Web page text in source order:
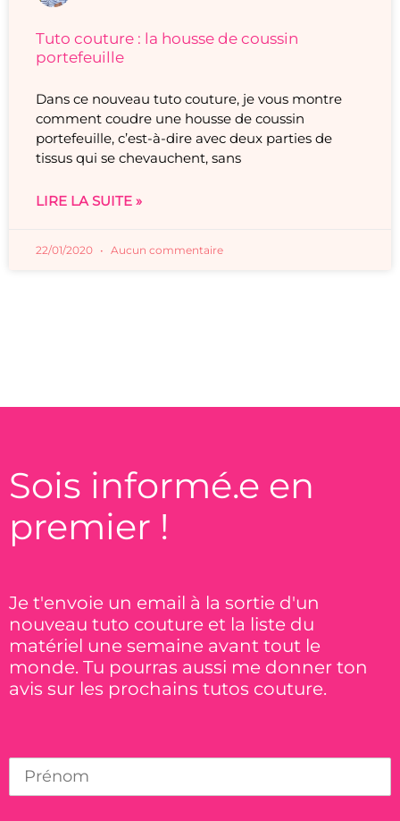
Tuto couture : la housse de coussin
portefeuille
Dans ce nouveau tuto couture, je vous montre
comment coudre une housse de coussin
portefeuille, c’est-à-dire avec deux parties de
tissus qui se chevauchent, sans
LIRE LA SUITE »
22/01/2020 Aucun commentaire
Sois informé.e en
premier !
Je t'envoie un email à la sortie d'un
nouveau tuto couture et la liste du
matériel une semaine avant tout le
monde. Tu pourras aussi me donner ton
avis sur les prochains tutos couture.